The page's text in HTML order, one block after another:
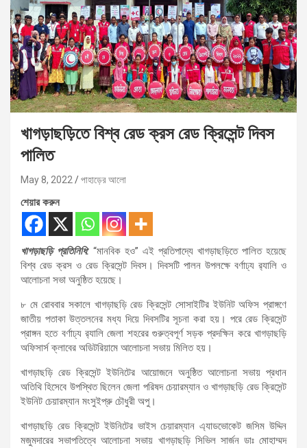
খাগড়াছড়িতে বিশ্ব রেড ক্রস রেড ক্রিসেন্ট দিবস
পালিত
May 8, 2022 পাহাড়ের আলো
শেয়ার করুন
খাগড়াছড়ি প্রতিনিধি: “মানবিক হও” এই প্রতিপাদ্যে খাগড়াছড়িতে পালিত হয়েছে
বিশ্ব রেড ক্রস ও রেড ক্রিসেন্ট দিবস। দিবসটি পালন উপলক্ষে বর্ণাঢ্য র‌্যালি ও
আলোচনা সভা অনুষ্ঠিত হয়েছে।
৮ মে রোববার সকালে খাগড়াছড়ি রেড ক্রিসেন্ট সোসাইটির ইউনিট অফিস প্রাঙ্গণে
জাতীয় পতাকা উত্তলনের মধ্য দিয়ে দিবসটির সূচনা করা হয়। পরে রেড ক্রিসেন্ট
প্রাঙ্গন হতে বর্ণাঢ্য র‌্যালি জেলা শহরের গুরুত্বপূর্ণ সড়ক প্রদক্ষিন করে খাগড়াছড়ি
অফিসার্স ক্লাবের অডিটরিয়ামে আলোচনা সভায় মিলিত হয়।
খাগড়াছড়ি রেড ক্রিসেন্ট ইউনিটের আয়োজনে অনুষ্ঠিত আলোচনা সভায় প্রধান
অতিথি হিসেবে উপস্থিত ছিলেন জেলা পরিষদ চেয়ারম্যান ও খাগড়াছড়ি রেড ক্রিসেন্ট
ইউনিট চেয়ারম্যান মংসুইপ্রু চৌধুরী অপু।
খাগড়াছড়ি রেড ক্রিসেন্ট ইউনিটের ভাইস চেয়ারম্যান এ্যাডভোকেট জসিম উদ্দিন
মজুমদারের সভাপতিত্বে আলোচনা সভায় খাগড়াছড়ি সিভিল সার্জন ডাঃ মোহাম্মদ